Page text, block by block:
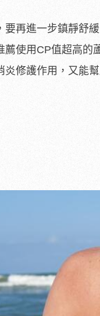
要再進一步鎮靜舒
使用CP值超高的
炎修護作用，又能